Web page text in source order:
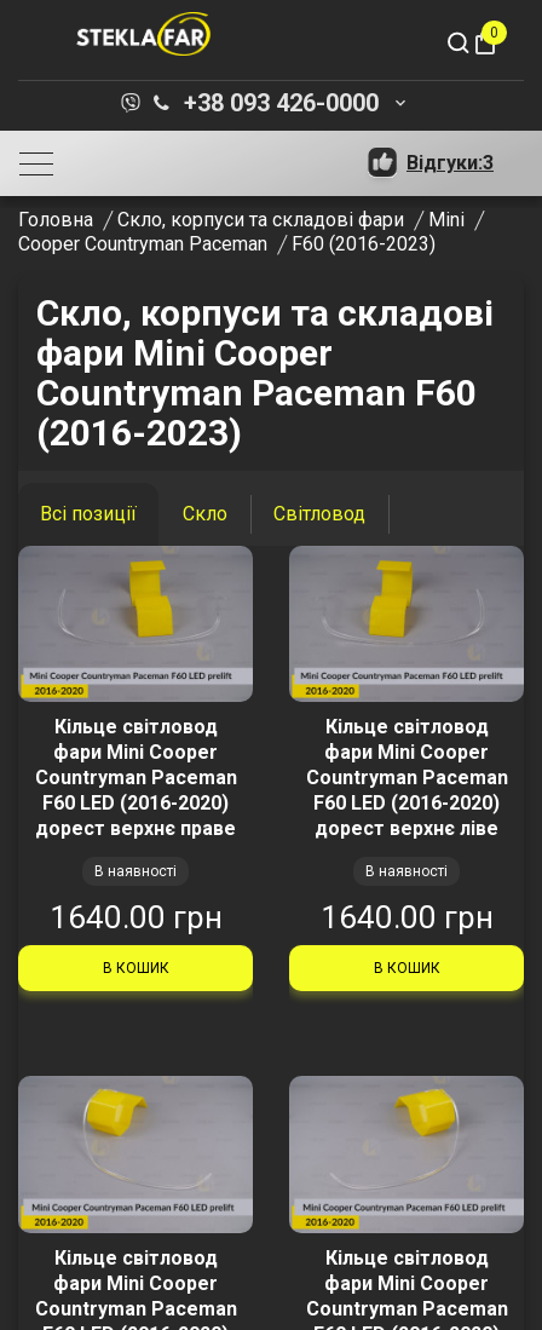
shopping_bag
0
+38 093 426-0000 keyboard_arrow_down
Відгуки:3
Головна Скло, корпуси та складові фари
Mini
Cooper Countryman Paceman
F60 (2016-2023)
Скло, корпуси та складові
фари Mini Cooper
Countryman Paceman F60
(2016-2023)
Всі позиції Скло Світловод
Кільце світловод
фари Mini Cooper
Countryman Paceman
F60 LED (2016-2020)
дорест верхнє праве
В наявності
1640.00 грн
В КОШИК
Кільце світловод
фари Mini Cooper
Countryman Paceman
F60 LED (2016-2020)
дорест верхнє ліве
В наявності
1640.00 грн
В КОШИК
Кільце світловод
фари Mini Cooper
Countryman Paceman
Кільце світловод
фари Mini Cooper
Countryman Paceman